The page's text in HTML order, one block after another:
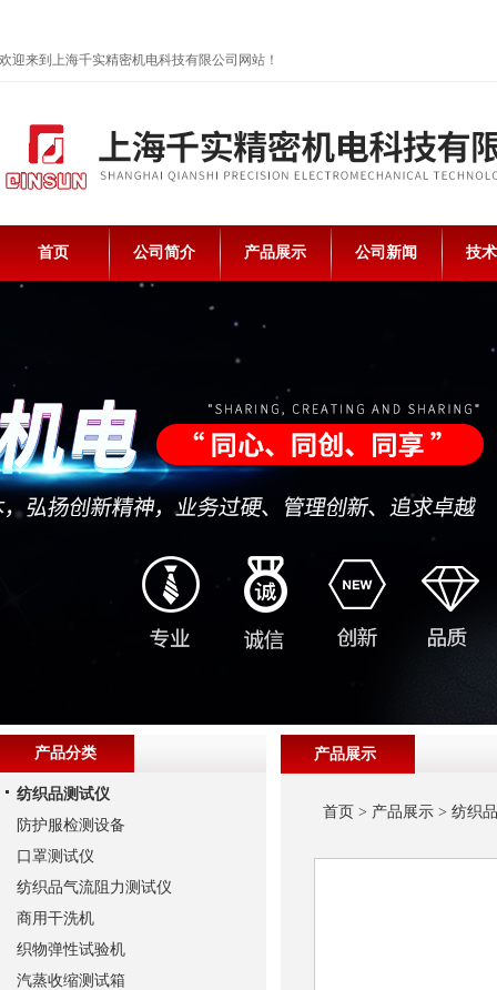
欢迎来到上海千实精密机电科技有限公司网站！
首页 公司简介 产品展示 公司新闻 技
产品展示
首页 > 产品展示> 纺织
产品分类
纺织品测试仪
防护服检测设备
口罩测试仪
纺织品气流阻力测试仪
商用干洗机
织物弹性试验机
汽蒸收缩测试箱